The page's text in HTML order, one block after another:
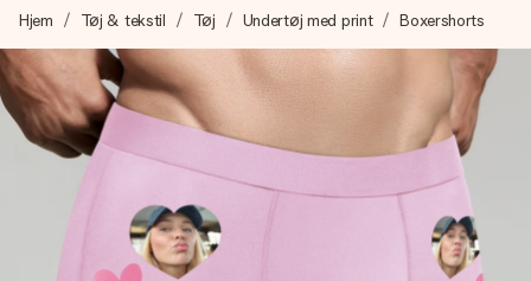
Vi laver din gave med omhu og sender den lynhurtigt – så
du kan give den på det helt rette tidspunkt, når den
betyder allermest.
4,7 (baseret på +15.000 anmeldelser)
Vores gaver inspirerer. Kunderne giver os 4,7 på Google
Hjem Tøj & tekstil Tøj Undertøj med print Boxershorts